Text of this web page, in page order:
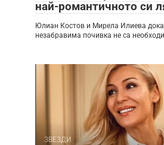
най-романтичното си
Юлиан Костов и Мирела Илиева
незабравима почивка не са
ЗВЕЗДИ